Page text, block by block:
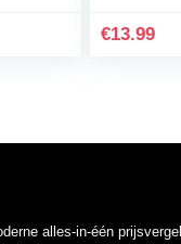
€13.99
alles-in-één